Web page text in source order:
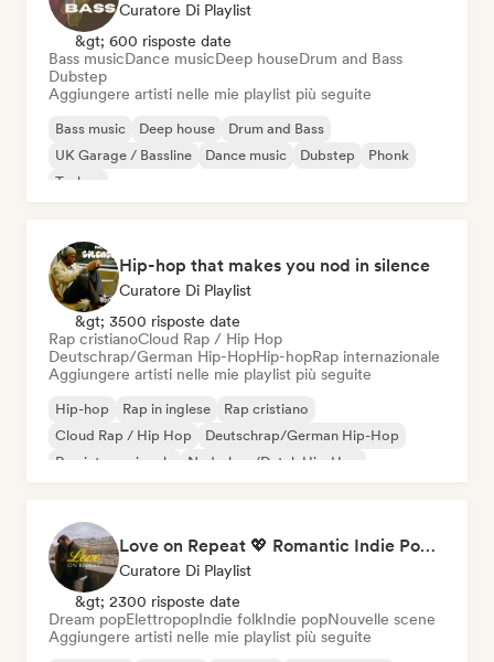
Curatore Di Playlist
&gt; 600 risposte date
Bass musicDance musicDeep houseDrum and Bass
Dubstep
Aggiungere artisti nelle mie playlist più seguite
Bass music Deep house
Drum and Bass
UK Garage / Bassline
Dance music Dubstep
Phonk
Techno
Hip-hop that makes you nod in silence
Curatore Di Playlist
&gt; 3500 risposte date
Rap cristianoCloud Rap / Hip Hop
Deutschrap/German Hip-HopHip-hopRap internazionale
Aggiungere artisti nelle mie playlist più seguite
Hip-hop Rap in inglese
Rap cristiano
Cloud Rap / Hip Hop
Deutschrap/German Hip-Hop
Rap internazionale
Nederhop/Dutch Hip-Hop
Love on Repeat 💖 Romantic Indie Pop, Neo Soul & Singer-Songwriter
Curatore Di Playlist
&gt; 2300 risposte date
Dream popElettropopIndie folkIndie popNouvelle scene
Aggiungere artisti nelle mie playlist più seguite